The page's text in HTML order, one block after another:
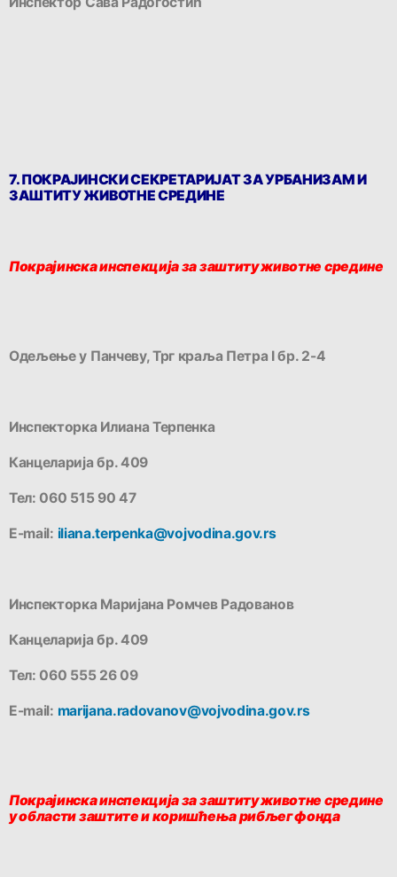
7. ПОКРАЈИНСКИ СЕКРЕТАРИЈАТ ЗА УРБАНИЗАМ И
ЗАШТИТУ ЖИВОТНЕ СРЕДИНЕ
Покрајинска инспекција за заштиту животне средине
Одељење у Панчеву, Трг краља Петра I бр. 2-4
Инспекторка Илиана Терпенка
Канцеларија бр. 409
Тел: 060 515 90 47
Е-mail: iliana.terpenka@vojvodina.gov.rs
Инспекторка Маријана Ромчев Радованов
Канцеларија бр. 409
Тел: 060 555 26 09
E-mail: marijana.radovanov@vojvodina.gov.rs
Покрајинска инспекција за заштиту животне средине
у области заштите и коришћења рибљег фонда